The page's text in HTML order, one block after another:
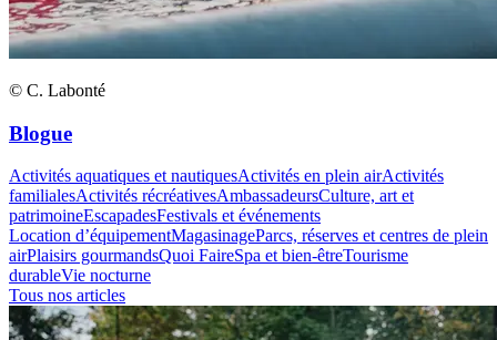
© C. Labonté
Blogue
Activités aquatiques et nautiquesActivités en plein airActivités
familialesActivités récréativesAmbassadeursCulture, art et
patrimoineEscapadesFestivals et événements
Location d’équipementMagasinageParcs, réserves et centres de plein
airPlaisirs gourmandsQuoi FaireSpa et bien-êtreTourisme
durableVie nocturne
Tous nos articles